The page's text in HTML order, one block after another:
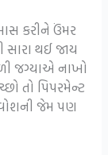
કરીને ઉંમર
સારા થઈ જાય
જગ્યાએ નાખો
તો પિપરમેન્ટ
જેમ પણ